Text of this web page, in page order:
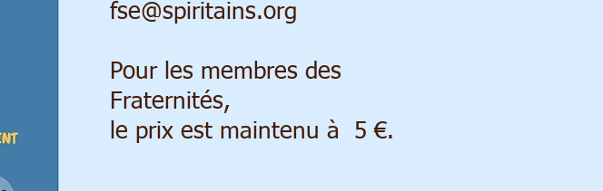
fse@spiritains.org
Pour les membres des
Fraternités,
le prix est maintenu à 5 €.